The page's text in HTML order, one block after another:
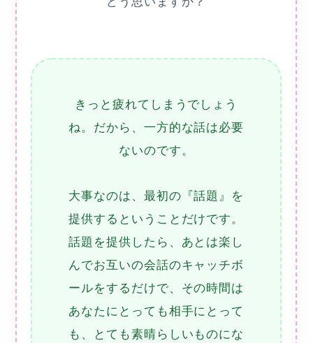
きっと疲れてしまうでしょう
ね。だから、一方的な話は必要
ないのです。
大事なのは、最初の『話題』を
提供するということだけです。
話題を提供したら、あとは楽し
んでお互いの会話のキャッチボ
ールをするだけで、その時間は
あなたにとっても相手にとって
も、とても素晴らしいものにな